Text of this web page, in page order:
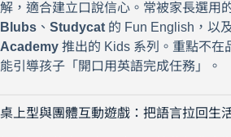
解，適合建立口說信心。常被家長選用
Blubs 、 Studycat 的 Fun English，以
Academy 推出的 Kids 系列。重點不在
能引導孩子「開口用英語完成任務」。
桌上型與團體互動遊戲：把語言拉回生